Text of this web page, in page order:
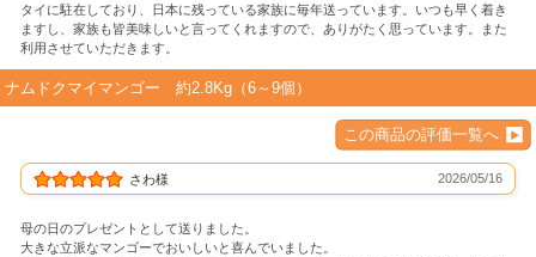
タイに駐在しており、日本に残っている家族に毎年送っています。いつも早く着き
ますし、家族も皆美味しいと言ってくれますので、ありがたく思っています。また
利用させていただきます。
ナムドクマイマンゴー 約2.8Kg（6～9個）
この商品の評価一覧へ
さわ様 2026/05/16
母の日のプレゼントとして送りました。
大きな立派なマンゴーでおいしいと喜んでいました。